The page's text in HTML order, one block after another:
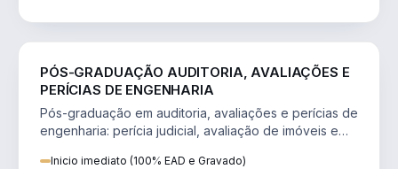
PÓS-GRADUAÇÃO AUDITORIA, AVALIAÇÕES E
PERÍCIAS DE ENGENHARIA
Pós-graduação em auditoria, avaliações e perícias de
engenharia: perícia judicial, avaliação de imóveis e
Inicio imediato (100% EAD e Gravado)